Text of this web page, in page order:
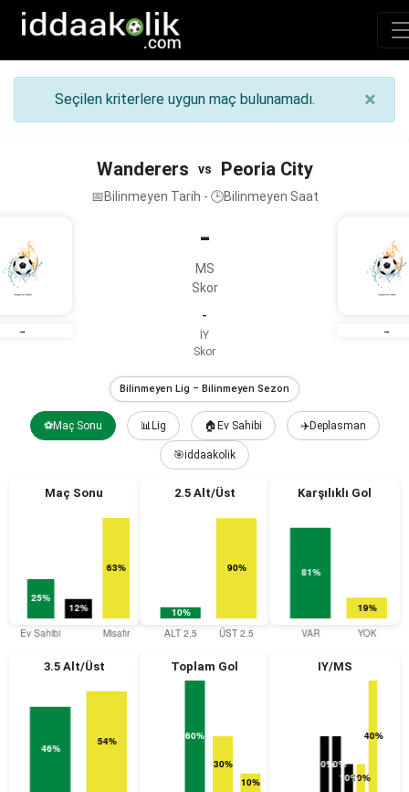
Seçilen kriterlere uygun maç bulunamadı. ×
Wanderers vs Peoria City
📅Bilinmeyen Tarih - 🕒Bilinmeyen Saat
→
-
MS
Skor
-
İY
Skor
→
Bilinmeyen Lig – Bilinmeyen Sezon
⚽Maç Sonu 📊Lig 🏠Ev Sahibi ✈️Deplasman
🎯iddaakolik
Maç Sonu 2.5 Alt/Üst Karşılıklı Gol
3.5 Alt/Üst Toplam Gol IY/MS